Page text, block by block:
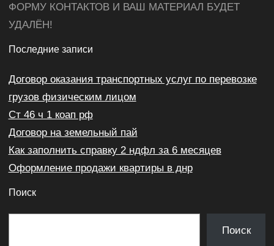
ФОРМУ КОНТАКТОВ И ВАШ МАТЕРИАЛ БУДЕТ
УДАЛЁН!
Последние записи
Договор оказания транспортных услуг по перевозке
грузов физическим лицом
Ст 46 ч 1 коап рф
Договор на земельный пай
Как заполнить справку 2 ндфл за 6 месяцев
Оформление продажи квартиры в днр
Поиск
Поиск